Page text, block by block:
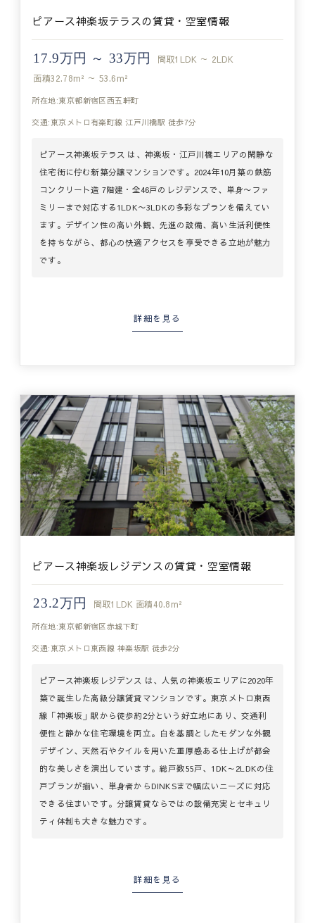
ピアース神楽坂テラスの賃貸・空室情報
17.9万円 ～ 33万円 間取1LDK ～ 2LDK
面積32.78m² ～ 53.6m²
所在地:東京都新宿区西五軒町
交通:東京メトロ有楽町線 江戸川橋駅 徒歩7分
ピアース神楽坂テラス は、神楽坂・江戸川橋エリアの閑静な
住宅街に佇む新築分譲マンションです。2024年10月築の鉄筋
コンクリート造 7階建・全46戸のレジデンスで、単身〜ファ
ミリーまで対応する1LDK〜3LDKの多彩なプランを備えてい
ます。デザイン性の高い外観、先進の設備、高い生活利便性
を持ちながら、都心の快適アクセスを享受できる立地が魅力
です。
詳細を見る
ピアース神楽坂レジデンスの賃貸・空室情報
23.2万円 間取1LDK 面積40.8m²
所在地:東京都新宿区赤城下町
交通:東京メトロ東西線 神楽坂駅 徒歩2分
ピアース神楽坂レジデンス は、人気の神楽坂エリアに2020年
築で誕生した高級分譲賃貸マンションです。東京メトロ東西
線「神楽坂」駅から徒歩約2分という好立地にあり、交通利
便性と静かな住宅環境を両立。白を基調としたモダンな外観
デザイン、天然石やタイルを用いた重厚感ある仕上げが都会
的な美しさを演出しています。総戸数55戸、1DK～2LDKの住
戸プランが揃い、単身者からDINKSまで幅広いニーズに対応
できる住まいです。分譲賃貸ならではの設備充実とセキュリ
ティ体制も大きな魅力です。
詳細を見る